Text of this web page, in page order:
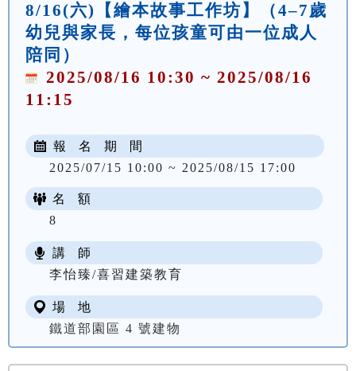
8/16(六)【繪本故事工作坊】（4–7歲
幼兒與家長，每位孩童可由一位成人
陪同）
2025/08/16 10:30 ~ 2025/08/16
11:15
報 名 期 間
2025/07/15 10:00 ~ 2025/08/15 17:00
名 額
8
講 師
李怡臻/喜習建築教育
場 地
鐵道部園區 4 號建物